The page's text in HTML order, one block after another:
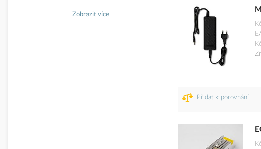
Přidat k porovnání
Zobrazit více